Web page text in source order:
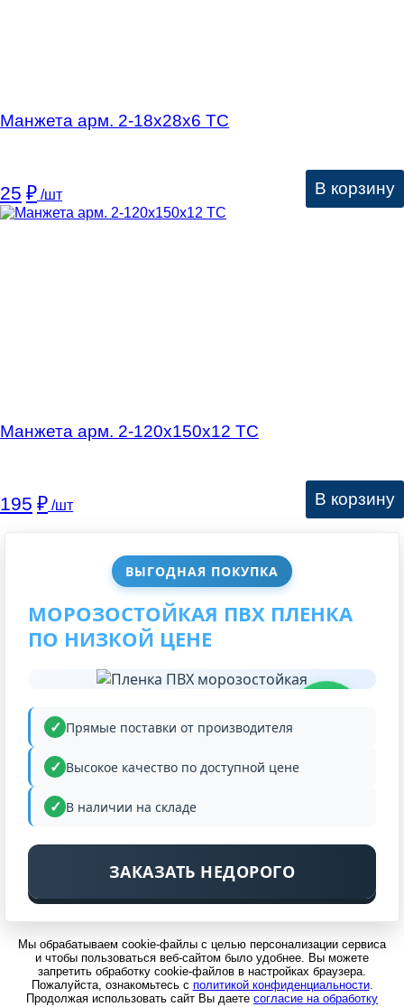
ВЫГОДНАЯ ПОКУПКА
МОРОЗОСТОЙКАЯ ПВХ ПЛЕНКА
ПО НИЗКОЙ ЦЕНЕ
Прямые поставки от производителя
Высокое качество по доступной цене
В наличии на складе
ЗАКАЗАТЬ НЕДОРОГО
Манжета арм. 2-18х28х6 ТС
25 ₽ /шт В корзину
Манжета арм. 2-120х150х12 ТС
195 ₽ /шт В корзину
Мы обрабатываем cookie-файлы с целью персонализации сервиса
и чтобы пользоваться веб-сайтом было удобнее. Вы можете
запретить обработку cookie-файлов в настройках браузера.
Пожалуйста, ознакомьтесь с политикой конфиденциальности.
Продолжая использовать сайт Вы даете согласие на обработку